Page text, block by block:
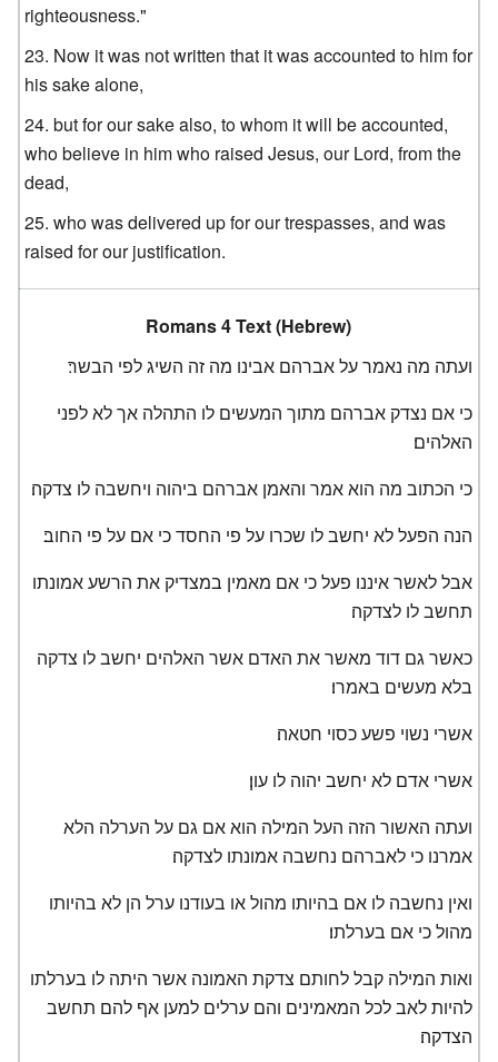
righteousness."
Now it was not written that it was accounted to him for
his sake alone,
but for our sake also, to whom it will be accounted,
who believe in him who raised Jesus, our Lord, from the
dead,
who was delivered up for our trespasses, and was
raised for our justification.
Romans 4 Text (Hebrew)
ועתה מה נאמר על אברהם אבינו מה זה השיג לפי הבשר׃
כי אם נצדק אברהם מתוך המעשים לו התהלה אך לא לפני
האלהים׃
כי הכתוב מה הוא אמר והאמן אברהם ביהוה ויחשבה לו צדקה׃
הנה הפעל לא יחשב לו שכרו על פי החסד כי אם על פי החוב׃
אבל לאשר איננו פעל כי אם מאמין במצדיק את הרשע אמונתו
תחשב לו לצדקה׃
כאשר גם דוד מאשר את האדם אשר האלהים יחשב לו צדקה
בלא מעשים באמרו׃
אשרי נשוי פשע כסוי חטאה׃
אשרי אדם לא יחשב יהוה לו עון׃
ועתה האשור הזה העל המילה הוא אם גם על הערלה הלא
אמרנו כי לאברהם נחשבה אמונתו לצדקה׃
ואין נחשבה לו אם בהיותו מהול או בעודנו ערל הן לא בהיותו
מהול כי אם בערלתו׃
ואות המילה קבל לחותם צדקת האמונה אשר היתה לו בערלתו
להיות לאב לכל המאמינים והם ערלים למען אף להם תחשב
הצדקה׃